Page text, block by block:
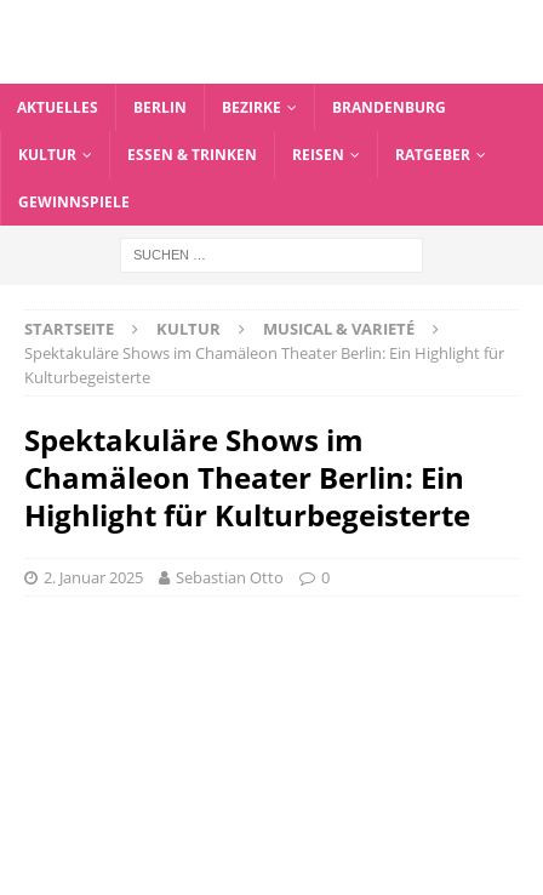
AKTUELLES BERLIN BEZIRKE BRANDENBURG
KULTUR ESSEN & TRINKEN REISEN RATGEBER
GEWINNSPIELE
STARTSEITE KULTUR
MUSICAL & VARIETÉ
Spektakuläre Shows im Chamäleon Theater Berlin: Ein Highlight für
Kulturbegeisterte
Spektakuläre Shows im
Chamäleon Theater Berlin: Ein
Highlight für Kulturbegeisterte
2. Januar 2025 Sebastian Otto 0